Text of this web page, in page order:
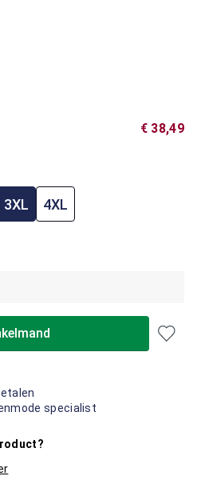
€ 38,49
3XL 4XL
specialist